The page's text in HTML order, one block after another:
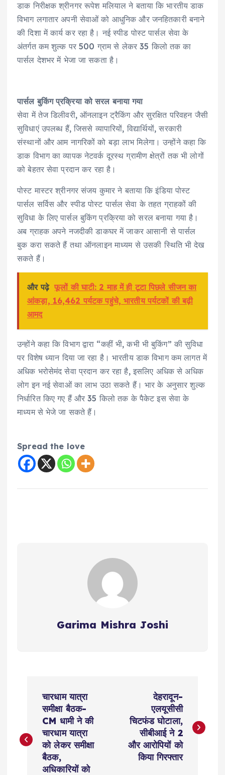
डाक निरीक्षक श्रीनगर रूपेश मलियाल ने बताया कि भारतीय डाक
विभाग लगातार अपनी सेवाओं को आधुनिक और जनहितकारी बनाने
की दिशा में कार्य कर रहा है। नई स्पीड पोस्ट पार्सल सेवा के
अंतर्गत कम शुल्क पर 500 ग्राम से लेकर 35 किलो तक का
पार्सल देशभर में भेजा जा सकता है।
पार्सल बुकिंग प्रक्रिया को सरल बनाया गया
सेवा में तेज डिलीवरी, ऑनलाइन ट्रैकिंग और सुरक्षित परिवहन जैसी
सुविधाएं उपलब्ध हैं, जिससे व्यापारियों, विद्यार्थियों, सरकारी
संस्थानों और आम नागरिकों को बड़ा लाभ मिलेगा। उन्होंने कहा कि
डाक विभाग का व्यापक नेटवर्क दूरस्थ ग्रामीण क्षेत्रों तक भी लोगों
को बेहतर सेवा प्रदान कर रहा है।
पोस्ट मास्टर श्रीनगर संजय कुमार ने बताया कि इंडिया पोस्ट
पार्सल सर्विस और स्पीड पोस्ट पार्सल सेवा के तहत ग्राहकों की
सुविधा के लिए पार्सल बुकिंग प्रक्रिया को सरल बनाया गया है।
अब ग्राहक अपने नजदीकी डाकघर में जाकर आसानी से पार्सल
बुक करा सकते हैं तथा ऑनलाइन माध्यम से उसकी स्थिति भी देख
सकते हैं।
और पढ़े फूलों की घाटी: 2 माह में ही टूटा पिछले सीजन का
आंकड़ा, 16,462 पर्यटक पहुंचे, भारतीय पर्यटकों की बढ़ी
आमद
उन्होंने कहा कि विभाग द्वारा “कहीं भी, कभी भी बुकिंग” की सुविधा
पर विशेष ध्यान दिया जा रहा है। भारतीय डाक विभाग कम लागत में
अधिक भरोसेमंद सेवा प्रदान कर रहा है, इसलिए अधिक से अधिक
लोग इन नई सेवाओं का लाभ उठा सकते हैं। भार के अनुसार शुल्क
निर्धारित किए गए हैं और 35 किलो तक के पैकेट इस सेवा के
माध्यम से भेजे जा सकते हैं।
Spread the love
Garima Mishra Joshi
s
चारधाम यात्रा
समीक्षा बैठक-
CM धामी ने की
चारधाम यात्रा
को लेकर समीक्षा
बैठक,
अधिकारियों को
देहरादून-
एलयूसीसी
चिटफंड घोटाला,
सीबीआई ने 2
और आरोपियों को
किया गिरफ्तार